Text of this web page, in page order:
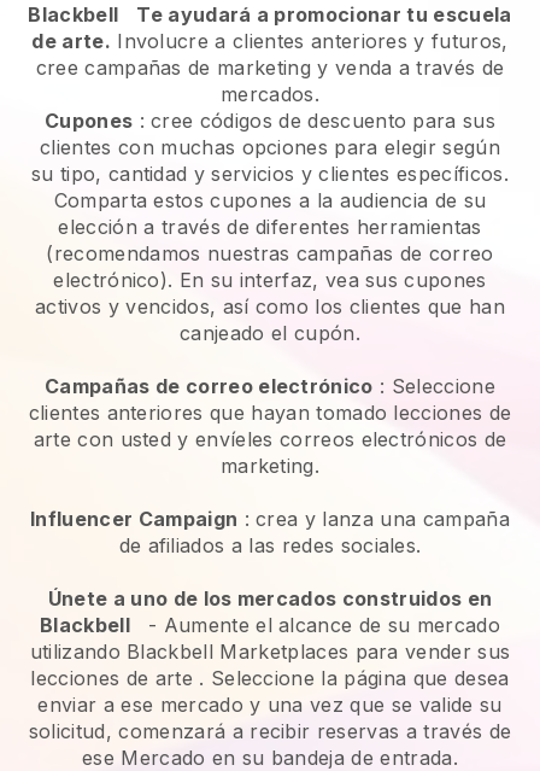
Blackbell
Te ayudará a promocionar tu escuela
de arte. Involucre a clientes anteriores y futuros,
cree campañas de marketing y venda a través de
mercados.
Cupones : cree códigos de descuento para sus
clientes con muchas opciones para elegir según
su tipo, cantidad y servicios y clientes específicos.
Comparta estos cupones a la audiencia de su
elección a través de diferentes herramientas
(recomendamos nuestras campañas de correo
electrónico). En su interfaz, vea sus cupones
activos y vencidos, así como los clientes que han
canjeado el cupón.
Campañas de correo electrónico : Seleccione
clientes anteriores que hayan tomado lecciones de
arte con usted y envíeles correos electrónicos de
marketing.
Influencer Campaign : crea y lanza una campaña
de afiliados a las redes sociales.
Únete a uno de los mercados construidos en
Blackbell
- Aumente el alcance de su mercado
utilizando Blackbell Marketplaces para vender sus
lecciones de arte . Seleccione la página que desea
enviar a ese mercado y una vez que se valide su
solicitud, comenzará a recibir reservas a través de
ese Mercado en su bandeja de entrada.